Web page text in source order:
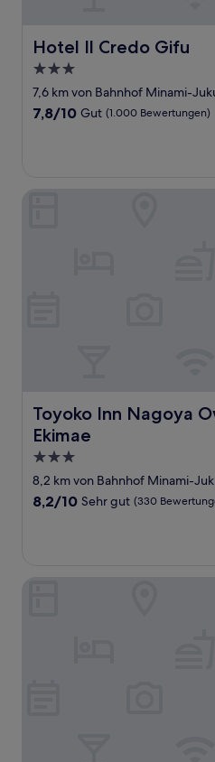
Hotel Il Credo Gifu
Hotel Il Credo Gifu
3.0-
Sterne-
Unterkunft
7,6 km von Bahnhof Minami-
7.8
Bewertungen)
7,8/10 Gut (1.000 Bewertungen)
Toyoko Inn Nagoya
Ekimae
Toyoko Inn Nagoya Owari
3.0-
Sterne-
Unterkunft
8,2 km von Bahnhof Minami-
8.2
(330
8,2/10 Sehr gut (330